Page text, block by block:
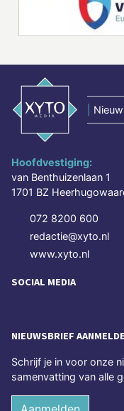
Hoofdvestiging:
van Benthuizenlaan 1
1701 BZ
072 8200 600
redactie@xyto.nl
www.xyto.nl
SOCIAL MEDIA
NIEUWSBRIEF
Schrijf je in voor onze
samenvatting van alle